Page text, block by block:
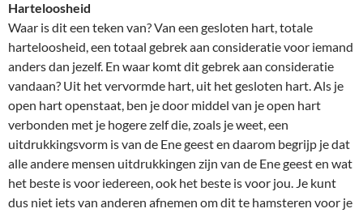
Harteloosheid
Waar is dit een teken van? Van een gesloten hart, totale
harteloosheid, een totaal gebrek aan consideratie voor iemand
anders dan jezelf. En waar komt dit gebrek aan consideratie
vandaan? Uit het vervormde hart, uit het gesloten hart. Als je
open hart openstaat, ben je door middel van je open hart
verbonden met je hogere zelf die, zoals je weet, een
uitdrukkingsvorm is van de Ene geest en daarom begrijp je dat
alle andere mensen uitdrukkingen zijn van de Ene geest en wat
het beste is voor iedereen, ook het beste is voor jou. Je kunt
dus niet iets van anderen afnemen om dit te hamsteren voor je